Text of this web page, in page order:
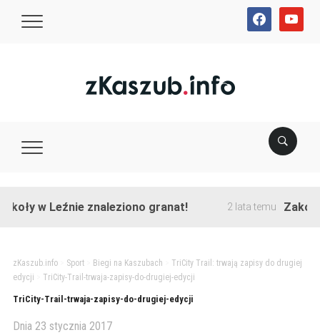
facebookyoutube
w Leźnie znaleziono granat! 2 lata temu
zKaszub.info> Sport> Biegi na Kaszubach
TriCity Trail: trwają zapisy do drugiej
edycji
TriCity-Trail-trwaja-zapisy-do-drugiej-edycji
TriCity-Trail-trwaja-zapisy-do-drugiej-edycji
Dnia 23 stycznia 2017